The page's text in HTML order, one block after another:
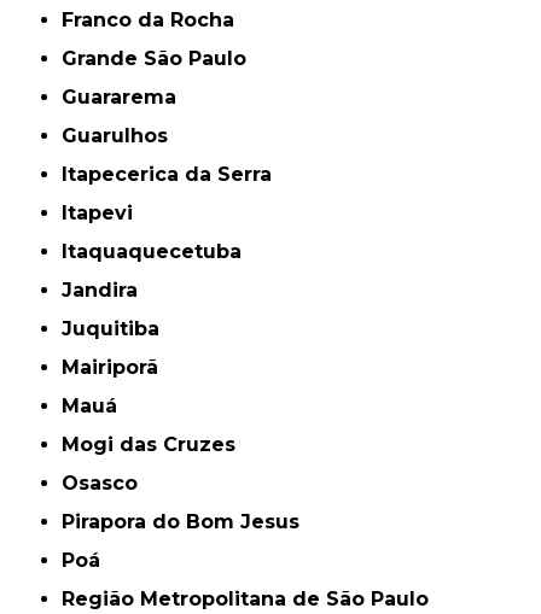
Franco da Rocha
Grande São Paulo
Guararema
Guarulhos
Itapecerica da Serra
Itapevi
Itaquaquecetuba
Jandira
Juquitiba
Mairiporã
Mauá
Mogi das Cruzes
Osasco
Pirapora do Bom Jesus
Poá
Região Metropolitana de São Paulo